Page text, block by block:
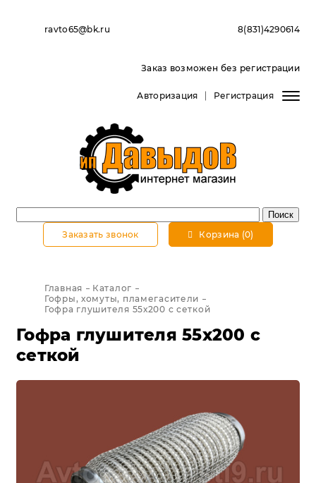
ravto65@bk.ru 8(831)4290614
Заказ возможен без регистрации
Авторизация Регистрация
Заказать звонок Корзина (0)
Главная
Каталог
Гофры, хомуты, пламегасители
Гофра глушителя 55х200 c сеткой
Гофра глушителя 55х200 c
сеткой